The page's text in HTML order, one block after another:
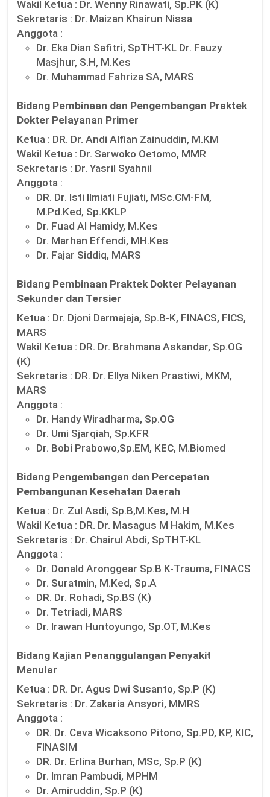
Wakil Ketua : Dr. Wenny Rinawati, Sp.PK (K)
Sekretaris : Dr. Maizan Khairun Nissa
Anggota :
Dr. Eka Dian Safitri, SpTHT-KL Dr. Fauzy
Masjhur, S.H, M.Kes
Dr. Muhammad Fahriza SA, MARS
Bidang Pembinaan dan Pengembangan Praktek
Dokter Pelayanan Primer
Ketua : DR. Dr. Andi Alfian Zainuddin, M.KM
Wakil Ketua : Dr. Sarwoko Oetomo, MMR
Sekretaris : Dr. Yasril Syahnil
Anggota :
DR. Dr. Isti Ilmiati Fujiati, MSc.CM-FM,
M.Pd.Ked, Sp.KKLP
Dr. Fuad Al Hamidy, M.Kes
Dr. Marhan Effendi, MH.Kes
Dr. Fajar Siddiq, MARS
Bidang Pembinaan Praktek Dokter Pelayanan
Sekunder dan Tersier
Ketua : Dr. Djoni Darmajaja, Sp.B-K, FINACS, FICS,
MARS
Wakil Ketua : DR. Dr. Brahmana Askandar, Sp.OG
(K)
Sekretaris : DR. Dr. Ellya Niken Prastiwi, MKM,
MARS
Anggota :
Dr. Handy Wiradharma, Sp.OG
Dr. Umi Sjarqiah, Sp.KFR
Dr. Bobi Prabowo,Sp.EM, KEC, M.Biomed
Bidang Pengembangan dan Percepatan
Pembangunan Kesehatan Daerah
Ketua : Dr. Zul Asdi, Sp.B,M.Kes, M.H
Wakil Ketua : DR. Dr. Masagus M Hakim, M.Kes
Sekretaris : Dr. Chairul Abdi, SpTHT-KL
Anggota :
Dr. Donald Aronggear Sp.B K-Trauma, FINACS
Dr. Suratmin, M.Ked, Sp.A
DR. Dr. Rohadi, Sp.BS (K)
Dr. Tetriadi, MARS
Dr. Irawan Huntoyungo, Sp.OT, M.Kes
Bidang Kajian Penanggulangan Penyakit
Menular
Ketua : DR. Dr. Agus Dwi Susanto, Sp.P (K)
Sekretaris : Dr. Zakaria Ansyori, MMRS
Anggota :
DR. Dr. Ceva Wicaksono Pitono, Sp.PD, KP, KIC,
FINASIM
DR. Dr. Erlina Burhan, MSc, Sp.P (K)
Dr. Imran Pambudi, MPHM
Dr. Amiruddin, Sp.P (K)